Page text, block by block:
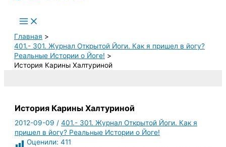
Main
Menu
Главная
401.- 301. Журнал Открытой Йоги. Как я пришел в йогу?
Реальные Истории о Йоге!
История Карины Халтуриной
История Карины Халтуриной
2012-09-09/401.- 301. Журнал Открытой Йоги. Как я
пришел в йогу? Реальные Истории о Йоге!
Оценили: 411